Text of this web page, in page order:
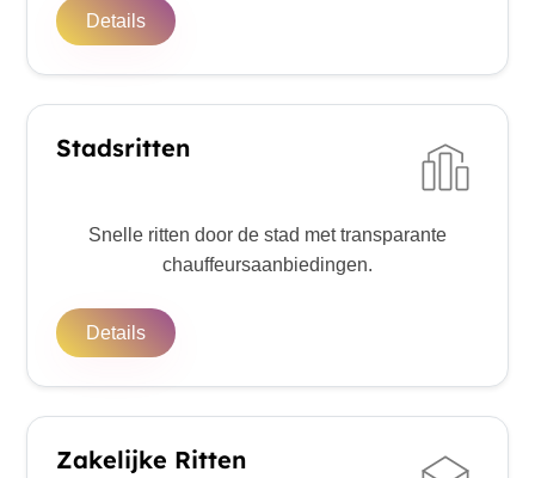
Details
Stadsritten
Snelle ritten door de stad met transparante
chauffeursaanbiedingen.
Details
Zakelijke Ritten